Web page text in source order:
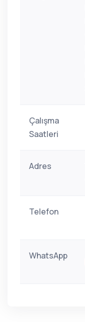
Çalışma
Saatleri
Adres
Telefon
WhatsApp